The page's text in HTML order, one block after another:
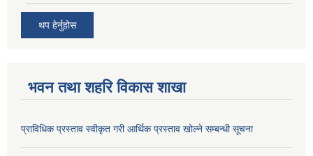
थप हेर्नुहोस
भवन तथा शहरि विकास शाखा
प्राविधिक प्रस्ताव स्वीकृत गरी आर्थिक प्रस्ताव खोल्ने सम्बन्धी सूचना